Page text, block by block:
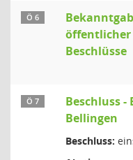
Ö 6
öffentlicher
Beschlüsse
Ö 7
Beschluss
Bellingen
Beschluss: